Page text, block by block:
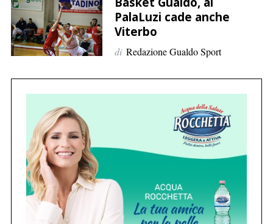
e
r
:
PalaLuzi cade anche
Viterbo
di Redazione Gualdo Sport